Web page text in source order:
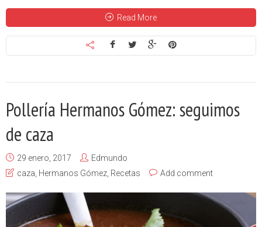
Read More
Pollería Hermanos Gómez: seguimos
de caza
29 enero, 2017
Edmundo
caza, Hermanos Gómez, Recetas Add comment